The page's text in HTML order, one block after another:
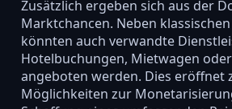
Zusätzlich ergeben sich aus der
Marktchancen. Neben
könnten auch verwandte
Hotelbuchungen, Mietwagen
angeboten werden. Dies eröffnet
Möglichkeiten zur